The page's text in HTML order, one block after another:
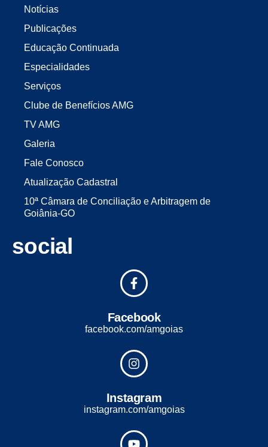
Notícias
Publicações
Educação Continuada
Especialidades
Serviços
Clube de Benefícios AMG
TV AMG
Galeria
Fale Conosco
Atualização Cadastral
10ª Câmara de Conciliação e Arbitragem de
Goiânia-GO
social
Facebook
facebook.com/amgoias
Instagram
instagram.com/amgoias